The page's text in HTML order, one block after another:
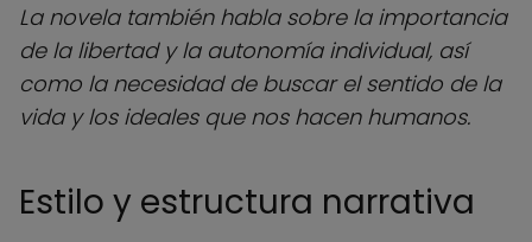
La novela también habla sobre la importancia
de la libertad y la autonomía individual, así
como la necesidad de buscar el sentido de la
vida y los ideales que nos hacen humanos.
Estilo y estructura narrativa